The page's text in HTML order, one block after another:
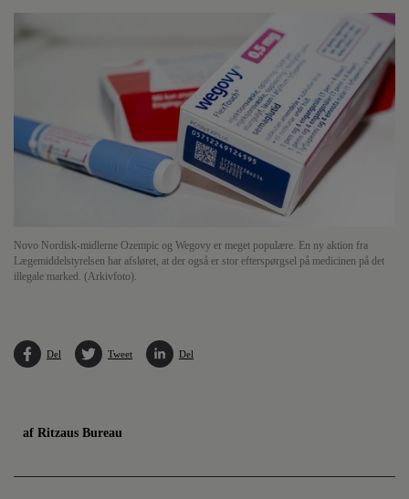
Novo Nordisk-midlerne Ozempic og Wegovy er meget populære. En ny aktion fra
Lægemiddelstyrelsen har afsløret, at der også er stor efterspørgsel på medicinen på det
illegale marked. (Arkivfoto).
Del Tweet Del
af Ritzaus Bureau